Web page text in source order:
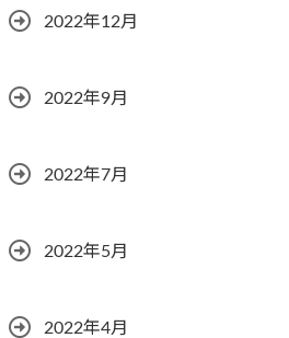
2022年12月
2022年9月
2022年7月
2022年5月
2022年4月